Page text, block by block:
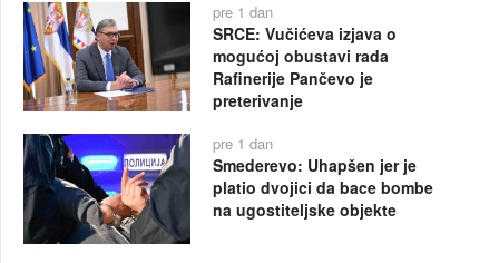
pre 1 dan
SRCE: Vučićeva izjava o
mogućoj obustavi rada
Rafinerije Pančevo je
preterivanje
pre 1 dan
Smederevo: Uhapšen jer je
platio dvojici da bace bombe
na ugostiteljske objekte